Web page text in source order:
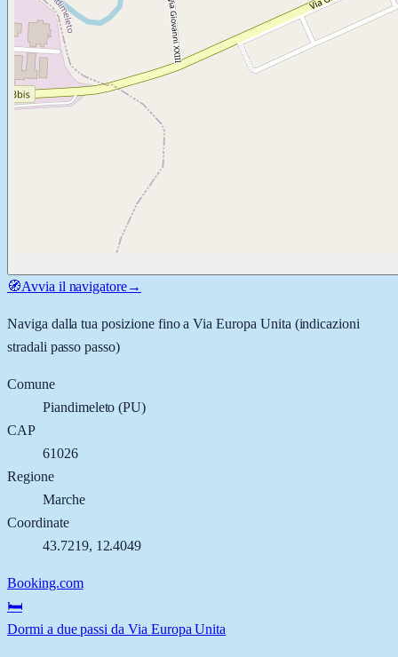
🧭Avvia il navigatore→
Naviga dalla tua posizione fino aVia Europa Unita (indicazioni
stradali passo passo)
Comune
Piandimeleto (PU)
CAP
61026
Regione
Marche
Coordinate
43.7219, 12.4049
Booking.com
🛏️
Dormi a due passi da Via Europa Unita